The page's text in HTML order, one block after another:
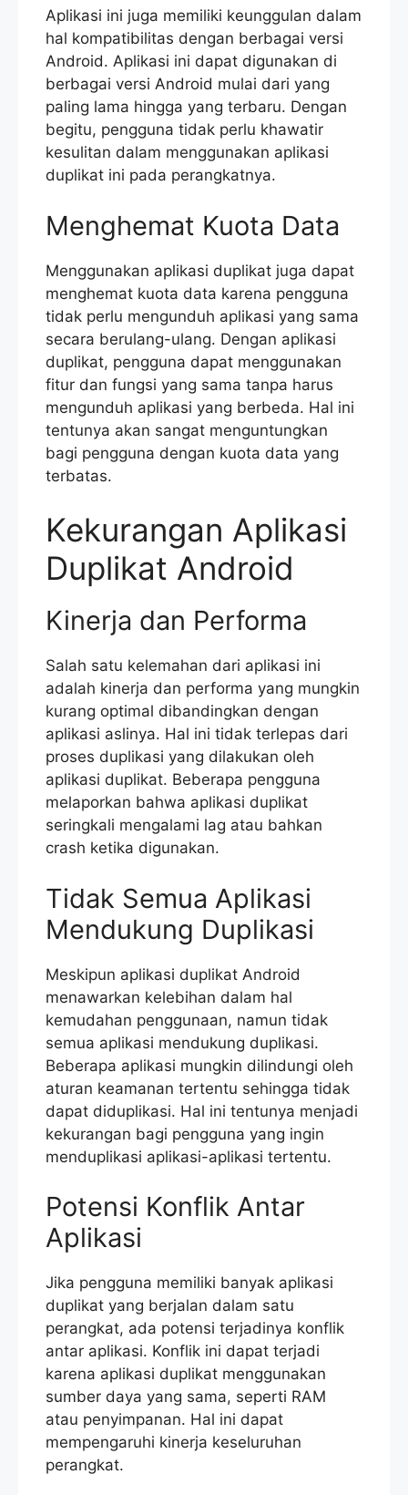
Aplikasi ini juga memiliki keunggulan dalam
hal kompatibilitas dengan berbagai versi
Android. Aplikasi ini dapat digunakan di
berbagai versi Android mulai dari yang
paling lama hingga yang terbaru. Dengan
begitu, pengguna tidak perlu khawatir
kesulitan dalam menggunakan aplikasi
duplikat ini pada perangkatnya.
Menghemat Kuota Data
Menggunakan aplikasi duplikat juga dapat
menghemat kuota data karena pengguna
tidak perlu mengunduh aplikasi yang sama
secara berulang-ulang. Dengan aplikasi
duplikat, pengguna dapat menggunakan
fitur dan fungsi yang sama tanpa harus
mengunduh aplikasi yang berbeda. Hal ini
tentunya akan sangat menguntungkan
bagi pengguna dengan kuota data yang
terbatas.
Kekurangan Aplikasi
Duplikat Android
Kinerja dan Performa
Salah satu kelemahan dari aplikasi ini
adalah kinerja dan performa yang mungkin
kurang optimal dibandingkan dengan
aplikasi aslinya. Hal ini tidak terlepas dari
proses duplikasi yang dilakukan oleh
aplikasi duplikat. Beberapa pengguna
melaporkan bahwa aplikasi duplikat
seringkali mengalami lag atau bahkan
crash ketika digunakan.
Tidak Semua Aplikasi
Mendukung Duplikasi
Meskipun aplikasi duplikat Android
menawarkan kelebihan dalam hal
kemudahan penggunaan, namun tidak
semua aplikasi mendukung duplikasi.
Beberapa aplikasi mungkin dilindungi oleh
aturan keamanan tertentu sehingga tidak
dapat diduplikasi. Hal ini tentunya menjadi
kekurangan bagi pengguna yang ingin
menduplikasi aplikasi-aplikasi tertentu.
Potensi Konflik Antar
Aplikasi
Jika pengguna memiliki banyak aplikasi
duplikat yang berjalan dalam satu
perangkat, ada potensi terjadinya konflik
antar aplikasi. Konflik ini dapat terjadi
karena aplikasi duplikat menggunakan
sumber daya yang sama, seperti RAM
atau penyimpanan. Hal ini dapat
mempengaruhi kinerja keseluruhan
perangkat.